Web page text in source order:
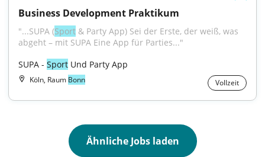
Business Development Praktikum
"...SUPA (Sport & Party App) Sei der Erste, der weiß, was
abgeht – mit SUPA Eine App für Parties..."
SUPA - Sport Und Party App
Köln, Raum Bonn Vollzeit
Ähnliche Jobs laden